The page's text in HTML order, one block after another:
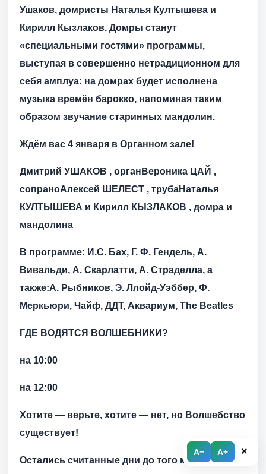
A− A+ ×
Ушаков, домристы Наталья Култышева и
Кирилл Кызлаков. Домры станут
«специальными гостями» программы,
выступая в совершенно нетрадиционном для
себя амплуа: на домрах будет исполнена
музыка времён барокко, напоминая таким
образом звучание старинных мандолин.
Ждём вас 4 января в Органном зале!
Дмитрий УШАКОВ , органВероника ЦАЙ ,
сопраноАлексей ШЕЛЕСТ , трубаНаталья
КУЛТЫШЕВА и Кирилл КЫЗЛАКОВ , домра и
мандолина
В программе: И.С. Бах, Г. Ф. Гендель, А.
Вивальди, А. Скарлатти, А. Страделла, а
также:А. Рыбников, Э. Ллойд-Уэббер, Ф.
Меркьюри, Чайф, ДДТ, Аквариум, The Beatles
ГДЕ ВОДЯТСЯ ВОЛШЕБНИКИ?
на 10:00
на 12:00
Хотите — верьте, хотите — нет, но Волшебство
существует!
Остались считанные дни до того момента,